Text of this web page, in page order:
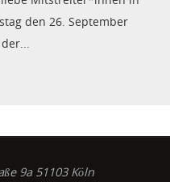
den 26. September
9a 51103 Köln